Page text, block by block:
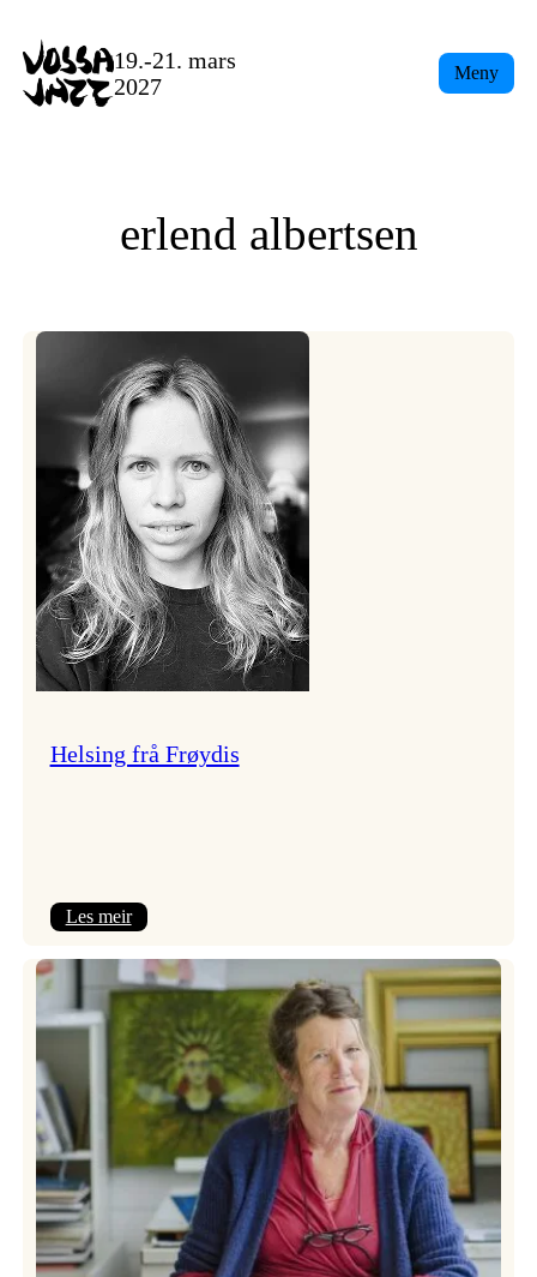
content
19.-21. mars
2027
Meny
erlend albertsen
Helsing frå Frøydis
Les meir:
frå
Frøydis